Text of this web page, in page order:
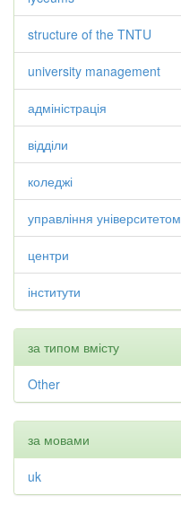
structure of the TNTU
university management
адміністрація
відділи
коледжі
управління університетом
центри
інститути
за типом вмісту
Other
за мовами
uk